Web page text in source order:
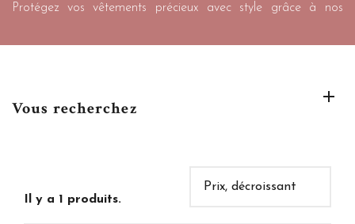
Protégez vos vêtements précieux avec style grâce à nos
Vous recherchez
Il y a 1 produits.